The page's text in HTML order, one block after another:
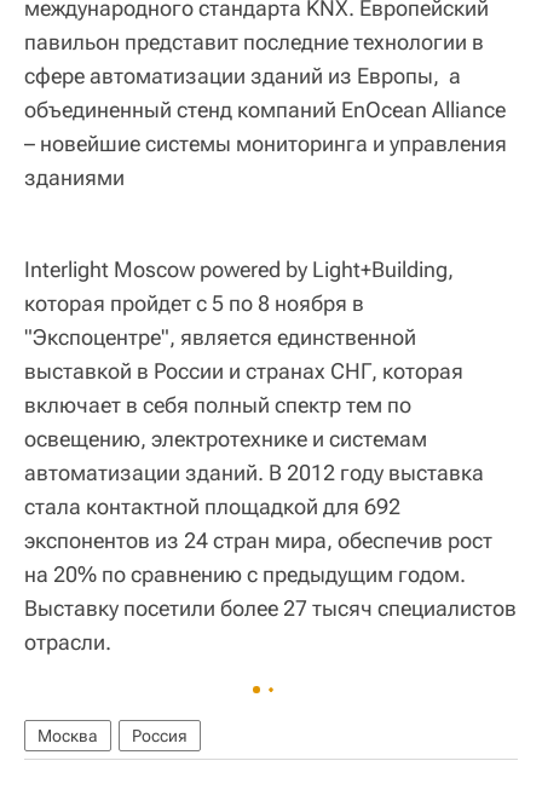
международного стандарта KNX. Европейский
павильон представит последние технологии в
сфере автоматизации зданий из Европы, а
объединенный стенд компаний EnOcean Alliance
– новейшие системы мониторинга и управления
зданиями
Interlight Moscow powered by Light+Building,
которая пройдет с 5 по 8 ноября в
"Экспоцентре", является единственной
выставкой в России и странах СНГ, которая
включает в себя полный спектр тем по
освещению, электротехнике и системам
автоматизации зданий. В 2012 году выставка
стала контактной площадкой для 692
экспонентов из 24 стран мира, обеспечив рост
на 20% по сравнению с предыдущим годом.
Выставку посетили более 27 тысяч специалистов
отрасли.
Москва Россия